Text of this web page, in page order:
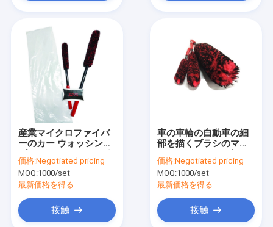
産業マイクロファイバ
ーのカー ウォッシング
はカスタマイズされる
受け入れます
価格:Negotiated pricing
MOQ:1000/set
最新価格を得る
接触
車の車輪の自動車の細
部を描くブラシのマイ
長いハンドルと極度に
柔らかい
価格:Negotiated pricing
MOQ:1000/set
最新価格を得る
接触